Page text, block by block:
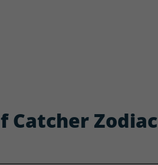
Catcher Zodiac